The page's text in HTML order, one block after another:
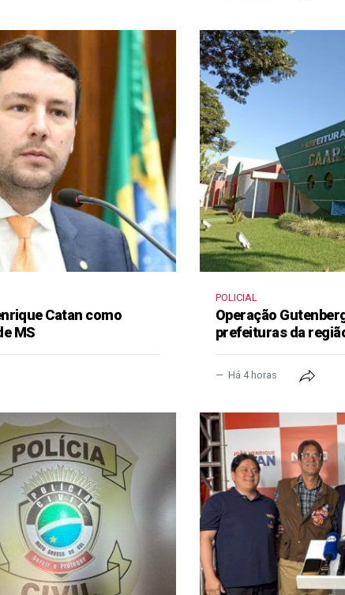
Catan como
MS
POLICIAL
Operação
prefeituras da
Há 4 horas